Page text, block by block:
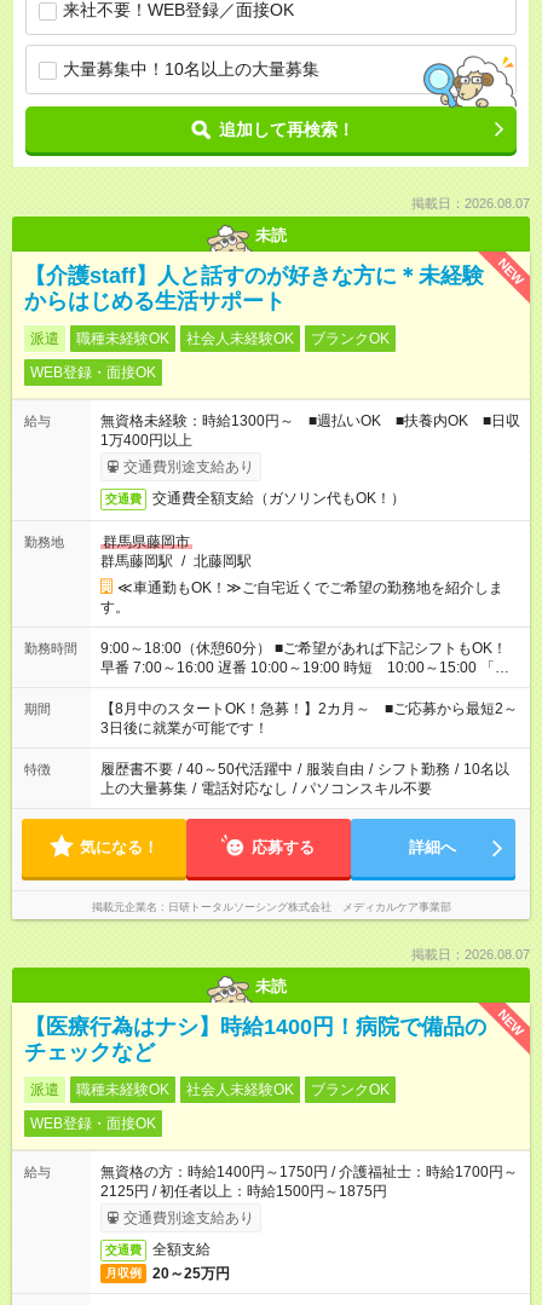
来社不要！WEB登録／面接OK
大量募集中！10名以上の大量募集
追加して再検索！
掲載日：2026.08.07
未読
NEW
【介護staff】人と話すのが好きな方に＊未経験
からはじめる生活サポート
派遣 職種未経験OK 社会人未経験OK
ブランクOK
WEB登録・面接OK
給与
無資格未経験：時給1300円～ ■週払いOK ■扶養内OK ■日収
1万400円以上
交通費別途支給あり
交通費 交通費全額支給（ガソリン代もOK！）
勤務地
群馬県藤岡市
群馬藤岡駅 / 北藤岡駅
≪車通勤もOK！≫ご自宅近くでご希望の勤務地を紹介しま
す。
勤務時間
9:00～18:00（休憩60分） ■ご希望があれば下記シフトもOK！
早番 7:00～16:00 遅番 10:00～19:00 時短 10:00～15:00 「家
族と休みを合わせたい」 「余裕を持って夕飯の準備がしたい」
「できれば残業はしたくない」 など、ご希望を教えてください
ね。 ※Wワーク希望の方へ 今ご覧のお仕事で希望する勤務時間
と、もう1つのお仕事の勤務時間。 合計で週40時間を超える場
合は応募できません。
期間
【8月中のスタートOK！急募！】2カ月～ ■ご応募から最短2～
3日後に就業が可能です！
特徴 履歴書不要 / 40～50代活躍中 / 服装自由 / シフト勤務 / 10名以
上の大量募集 / 電話対応なし / パソコンスキル不要
気になる！ 応募する 詳細へ
掲載元企業名 日研トータルソーシング株式会社 メディカルケア事業部
掲載日：2026.08.07
未読
NEW
【医療行為はナシ】時給1400円！病院で備品の
チェックなど
派遣 職種未経験OK 社会人未経験OK
ブランクOK
WEB登録・面接OK
給与
無資格の方：時給1400円～1750円 / 介護福祉士：時給1700円～
2125円 / 初任者以上：時給1500円～1875円
交通費別途支給あり
交通費 全額支給
月収例 20～25万円